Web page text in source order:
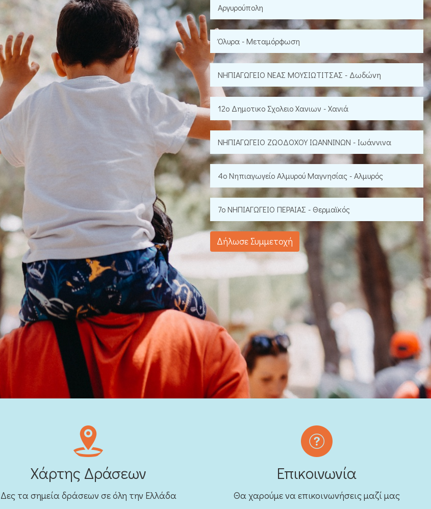
Αργυρούπολη
Όλυρα - Μεταμόρφωση
ΝΗΠΙΑΓΩΓΕΙΟ ΝΕΑΣ ΜΟΥΣΙΩΤΙΤΣΑΣ - Δωδώνη
12ο Δημοτικο Σχολειο Χανιων - Χανιά
ΝΗΠΙΑΓΩΓΕΙΟ ΖΩΟΔΟΧΟΥ ΙΩΑΝΝΙΝΩΝ - Ιωάννινα
4o Νηπιαγωγείο Αλμυρού Μαγνησίας - Αλμυρός
7ο ΝΗΠΙΑΓΩΓΕΙΟ ΠΕΡΑΙΑΣ - Θερμαϊκός
Δήλωσε Συμμετοχή
Χάρτης Δράσεων
Δες τα σημεία δράσεων σε όλη την Ελλάδα
Επικοινωνία
Θα χαρούμε να επικοινωνήσεις μαζί μας